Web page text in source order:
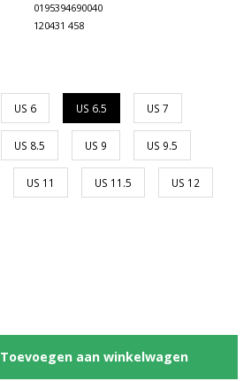
0195394690040
120431 458
US 6 US 6.5 US 7
US 8.5 US 9 US 9.5
US 11 US 11.5 US 12
Toevoegen aan winkelwagen